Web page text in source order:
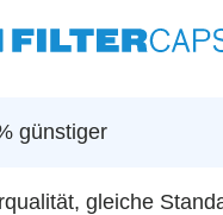
günstiger
gleiche